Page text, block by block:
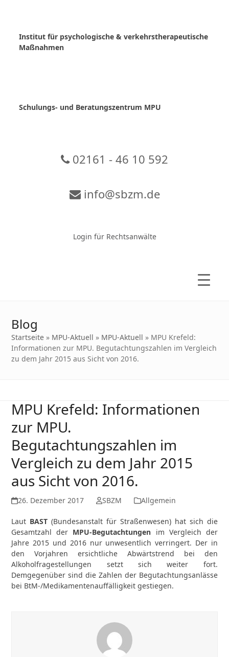
Institut für psychologische & verkehrstherapeutische
Maßnahmen
Schulungs- und Beratungszentrum MPU
02161 - 46 10 592
info@sbzm.de
Login für Rechtsanwälte
Blog
Startseite » MPU-Aktuell » MPU-Aktuell » MPU Krefeld:
Informationen zur MPU. Begutachtungszahlen im Vergleich
zu dem Jahr 2015 aus Sicht von 2016.
MPU Krefeld: Informationen
zur MPU.
Begutachtungszahlen im
Vergleich zu dem Jahr 2015
aus Sicht von 2016.
26. Dezember 2017 SBZM Allgemein
Laut BAST (Bundesanstalt für Straßenwesen) hat sich die
Gesamtzahl der MPU-Begutachtungen im Vergleich der
Jahre 2015 und 2016 nur unwesentlich verringert. Der in
den Vorjahren ersichtliche Abwärtstrend bei den
Alkoholfragestellungen setzt sich weiter fort.
Demgegenüber sind die Zahlen der Begutachtungsanlässe
bei BtM-/Medikamentenauffälligkeit gestiegen.